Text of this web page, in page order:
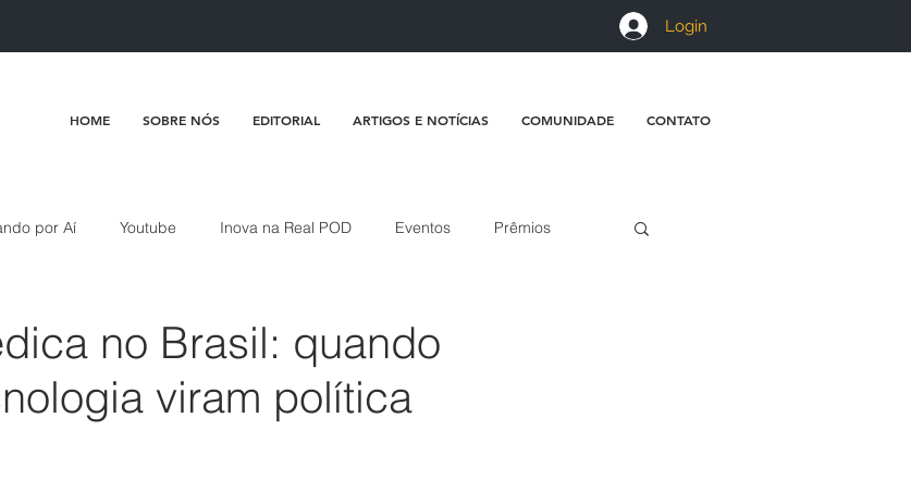
Login
HOME SOBRE NÓS EDITORIAL ARTIGOS E NOTÍCIAS COMUNIDADE CONTATO
por Aí Youtube Inova na Real POD Eventos Prêmios
no Brasil: quando
viram política